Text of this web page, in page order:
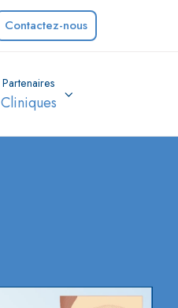
Contactez-nous
Partenaires
Cliniques